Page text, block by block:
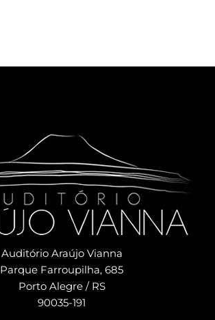
Auditório Araújo Vianna
Parque Farroupilha, 685
Porto Alegre / RS
90035-191